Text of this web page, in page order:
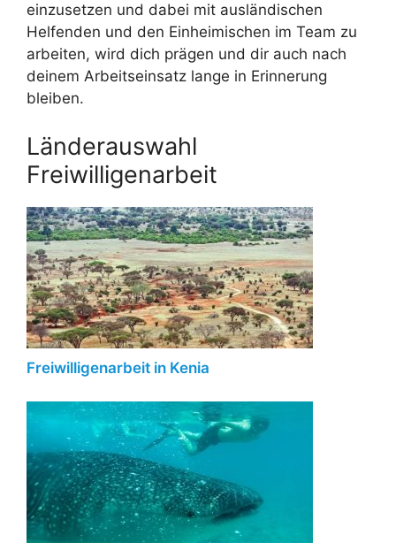
einzusetzen und dabei mit ausländischen
Helfenden und den Einheimischen im Team zu
arbeiten, wird dich prägen und dir auch nach
deinem Arbeitseinsatz lange in Erinnerung
bleiben.
Länderauswahl
Freiwilligenarbeit
Freiwilligenarbeit in Kenia